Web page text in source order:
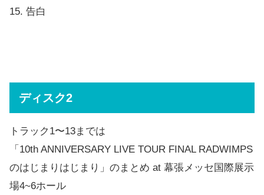
15. 告白
ディスク2
トラック1〜13までは
「10th ANNIVERSARY LIVE TOUR FINAL RADWIMPS
のはじまりはじまり」のまとめ at 幕張メッセ国際展示
場4~6ホール